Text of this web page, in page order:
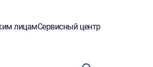
лицамСервисный центр